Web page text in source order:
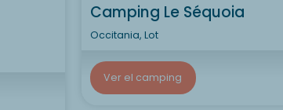
Camping Le Séquoia
Occitania, Lot
Ver el camping